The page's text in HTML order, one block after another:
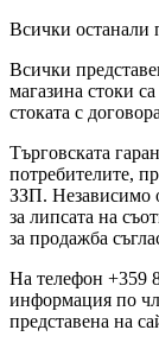
Всички останали
Всички
магазина стоки
стоката с
Търговската
потребителите,
ЗЗП. Независимо
за липсата на
за продажба
На телефон +359
информация по
представена на